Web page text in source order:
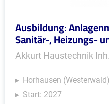
Ausbildung:
Sanitär-, Heizungs-
Akkurt Haustechnik
Horhausen (Westerwald)
Start: 2027